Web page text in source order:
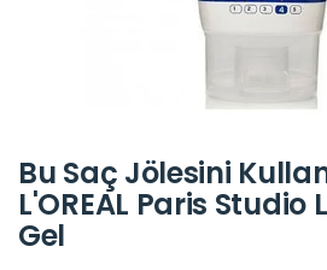
Bu Saç Jölesini
L'OREAL Paris Studio
Gel